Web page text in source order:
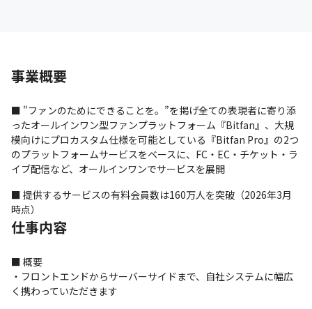
事業概要
■ "ファンのためにできることを。”を掲げ全ての表現者に寄り添
ったオールインワン型ファンプラットフォーム『Bitfan』、大規
模向けにプロカスタム仕様を可能としている『Bitfan Pro』の2つ
のプラットフォームサービスをベースに、FC・EC・チケット・ラ
イブ配信など、オールインワンでサービスを展開
■ 提供するサービスの有料会員数は160万人を突破（2026年3月
時点）
仕事内容
■ 概要
・フロントエンドからサーバーサイドまで、自社システムに幅広
く携わっていただきます